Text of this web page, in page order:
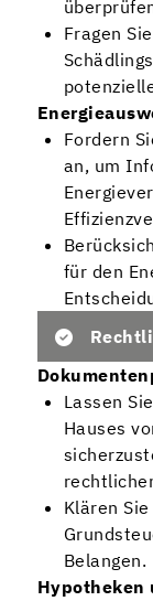
Fragen
Fordern
an, um
für den
Lassen
Hauses
Klären
Belangen.
Hypotheken